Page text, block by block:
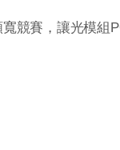
競賽，讓光模組